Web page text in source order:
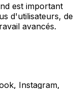
est important
d'utilisateurs, de
avancés.
Instagram,